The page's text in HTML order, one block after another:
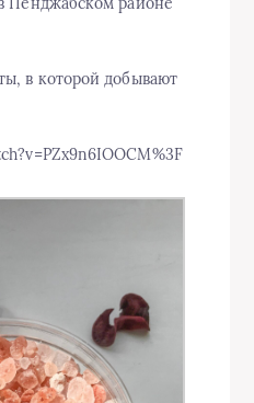
в которой добывают